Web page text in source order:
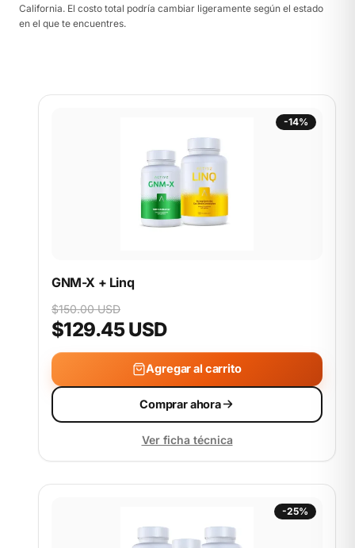
California. El costo total podría cambiar ligeramente según el estado
en el que te encuentres.
-14%
GNM-X + Linq
$150.00 USD
$129.45 USD
Agregar al carrito
Comprar ahora
Ver ficha técnica
-25%